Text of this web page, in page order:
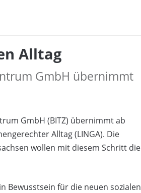
Alltag
GmbH übernimmt
GmbH (BITZ) übernimmt ab
Alltag (LINGA). Die
wollen mit diesem Schritt die
Bewusstsein für die neuen sozialen